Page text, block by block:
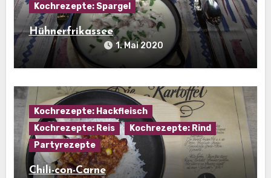
Kochrezepte: Spargel
Hühnerfrikassee
1. Mai 2020
Kochrezepte: Hackfleisch
Kochrezepte: Reis
Kochrezepte: Rind
Partyrezepte
Chili-con-Carne